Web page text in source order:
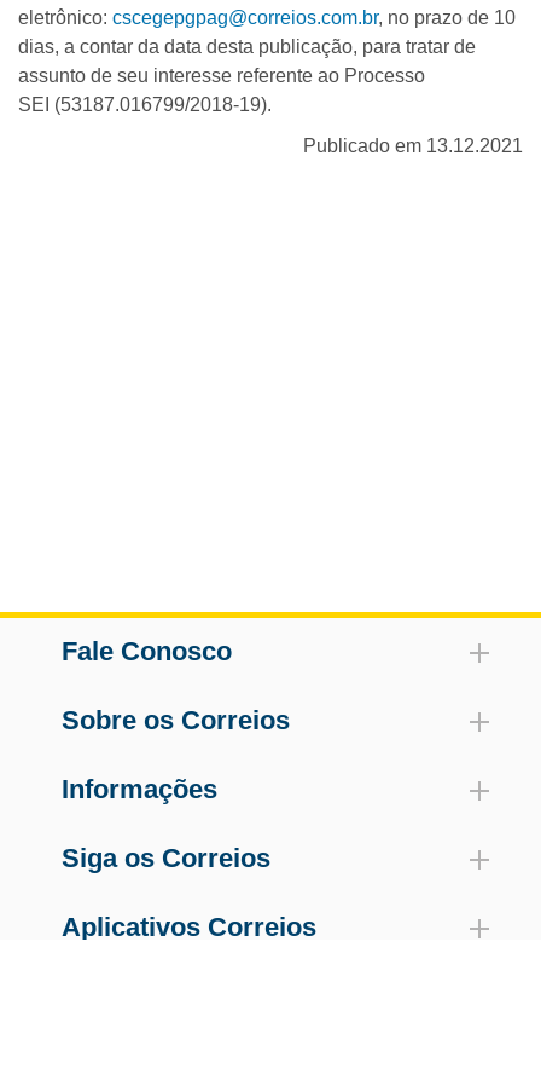
eletrônico: cscegepgpag@correios.com.br, no prazo de 10
dias, a contar da data desta publicação, para tratar de
assunto de seu interesse referente ao Processo
SEI (53187.016799/2018-19).
Publicado em 13.12.2021
Fale Conosco
Sobre os Correios
Informações
Siga os Correios
Aplicativos Correios